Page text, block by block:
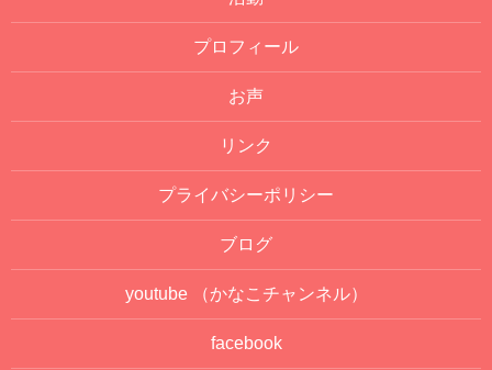
プロフィール
お声
リンク
プライバシーポリシー
ブログ
youtube （かなこチャンネル）
facebook